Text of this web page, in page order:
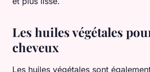
Les huiles végétales
cheveux
Les huiles végétales sont